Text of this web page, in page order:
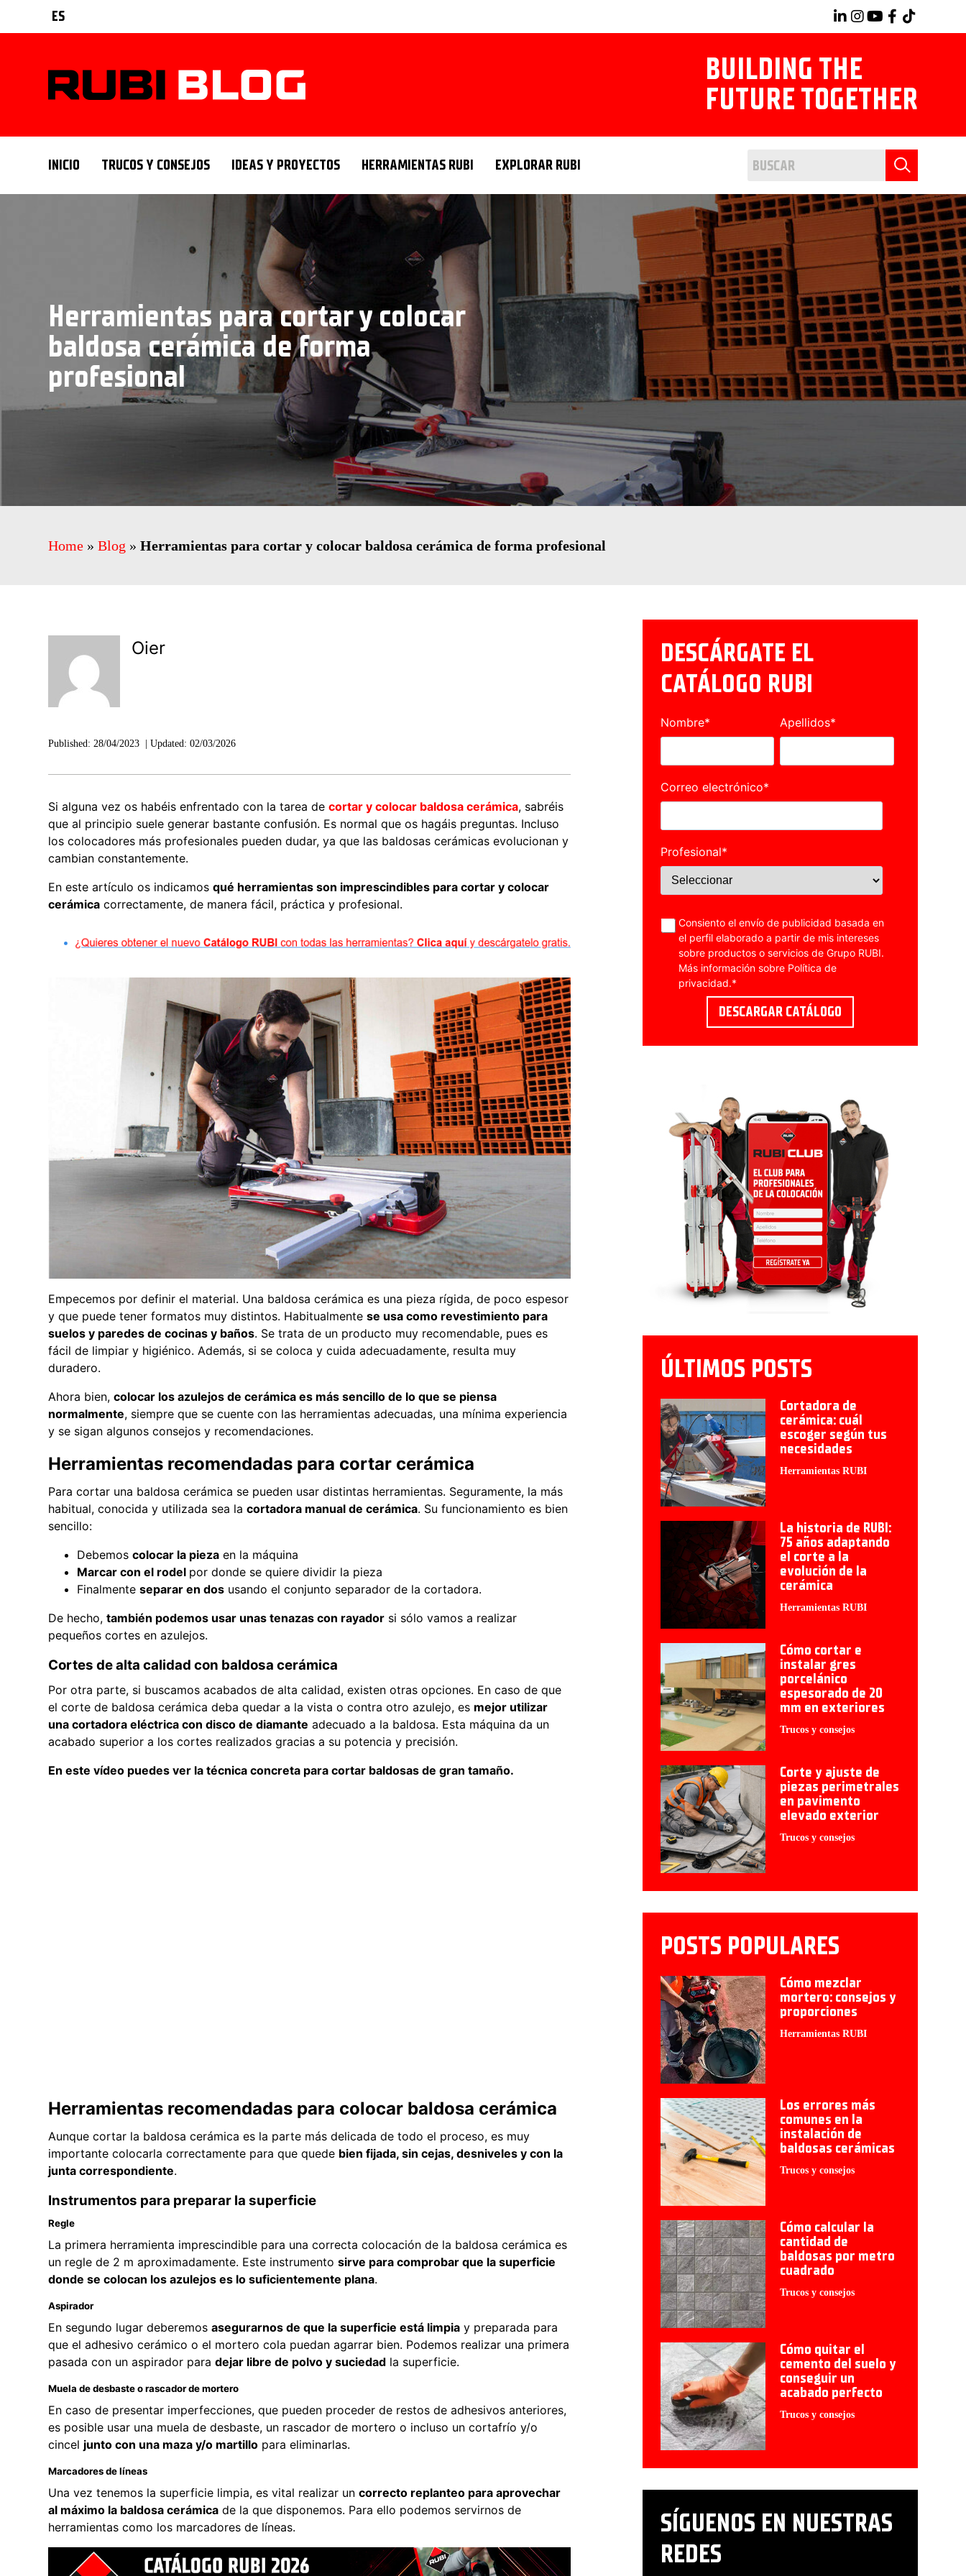
ES
BUILDING THE
FUTURE TOGETHER
INICIO TRUCOS Y CONSEJOS IDEAS Y PROYECTOS HERRAMIENTAS RUBI EXPLORAR RUBI
Herramientas para cortar y colocar
baldosa cerámica de forma
profesional
Home » Blog » Herramientas para cortar y colocar baldosa cerámica de forma profesional
Oier
Published: 28/04/2023 Updated: 02/03/2026
Si alguna vez os habéis enfrentado con la tarea de cortar y colocar baldosa cerámica, sabréis
que al principio suele generar bastante confusión. Es normal que os hagáis preguntas. Incluso
los colocadores más profesionales pueden dudar, ya que las baldosas cerámicas evolucionan y
cambian constantemente.
En este artículo os indicamos qué herramientas son imprescindibles para cortar y colocar
cerámica correctamente, de manera fácil, práctica y profesional.
Empecemos por definir el material. Una baldosa cerámica es una pieza rígida, de poco espesor
y que puede tener formatos muy distintos. Habitualmente se usa como revestimiento para
suelos y paredes de cocinas y baños. Se trata de un producto muy recomendable, pues es
fácil de limpiar y higiénico. Además, si se coloca y cuida adecuadamente, resulta muy
duradero.
Ahora bien, colocar los azulejos de cerámica es más sencillo de lo que se piensa
normalmente, siempre que se cuente con las herramientas adecuadas, una mínima experiencia
y se sigan algunos consejos y recomendaciones.
Herramientas recomendadas para cortar cerámica
Para cortar una baldosa cerámica se pueden usar distintas herramientas. Seguramente, la más
habitual, conocida y utilizada sea la cortadora manual de cerámica. Su funcionamiento es bien
sencillo:
Debemos colocar la pieza en la máquina
Marcar con el rodel por donde se quiere dividir la pieza
Finalmente separar en dos usando el conjunto separador de la cortadora.
De hecho, también podemos usar unas tenazas con rayador si sólo vamos a realizar
pequeños cortes en azulejos.
Cortes de alta calidad con baldosa cerámica
Por otra parte, si buscamos acabados de alta calidad, existen otras opciones. En caso de que
el corte de baldosa cerámica deba quedar a la vista o contra otro azulejo, es mejor utilizar
una cortadora eléctrica con disco de diamante adecuado a la baldosa. Esta máquina da un
acabado superior a los cortes realizados gracias a su potencia y precisión.
En este vídeo puedes ver la técnica concreta para cortar baldosas de gran tamaño.
Herramientas recomendadas para colocar baldosa cerámica
Aunque cortar la baldosa cerámica es la parte más delicada de todo el proceso, es muy
importante colocarla correctamente para que quede bien fijada, sin cejas, desniveles y con la
junta correspondiente.
Instrumentos para preparar la superficie
Regle
La primera herramienta imprescindible para una correcta colocación de la baldosa cerámica es
un regle de 2 m aproximadamente. Este instrumento sirve para comprobar que la superficie
donde se colocan los azulejos es lo suficientemente plana.
Aspirador
En segundo lugar deberemos asegurarnos de que la superficie está limpia y preparada para
que el adhesivo cerámico o el mortero cola puedan agarrar bien. Podemos realizar una primera
pasada con un aspirador para dejar libre de polvo y suciedad la superficie.
Muela de desbaste o rascador de mortero
En caso de presentar imperfecciones, que pueden proceder de restos de adhesivos anteriores,
es posible usar una muela de desbaste, un rascador de mortero o incluso un cortafrío y/o
cincel junto con una maza y/o martillo para eliminarlas.
Marcadores de líneas
Una vez tenemos la superficie limpia, es vital realizar un correcto replanteo para aprovechar
al máximo la baldosa cerámica de la que disponemos. Para ello podemos servirnos de
herramientas como los marcadores de líneas.
DESCÁRGATE EL
CATÁLOGO RUBI
Nombre* Apellidos*
Correo electrónico*
Profesional*
Consiento el envío de publicidad basada en
el perfil elaborado a partir de mis intereses
sobre productos o servicios de Grupo RUBI.
Más información sobre Política de
privacidad.*
ÚLTIMOS POSTS
Cortadora de
cerámica: cuál
escoger según tus
necesidades
Herramientas RUBI
La historia de RUBI:
75 años adaptando
el corte a la
evolución de la
cerámica
Herramientas RUBI
Cómo cortar e
instalar gres
porcelánico
espesorado de 20
mm en exteriores
Trucos y consejos
Corte y ajuste de
piezas perimetrales
en pavimento
elevado exterior
Trucos y consejos
POSTS POPULARES
Cómo mezclar
mortero: consejos y
proporciones
Herramientas RUBI
Los errores más
comunes en la
instalación de
baldosas cerámicas
Trucos y consejos
Cómo calcular la
cantidad de
baldosas por metro
cuadrado
Trucos y consejos
Cómo quitar el
cemento del suelo y
conseguir un
acabado perfecto
Trucos y consejos
SÍGUENOS EN NUESTRAS
REDES